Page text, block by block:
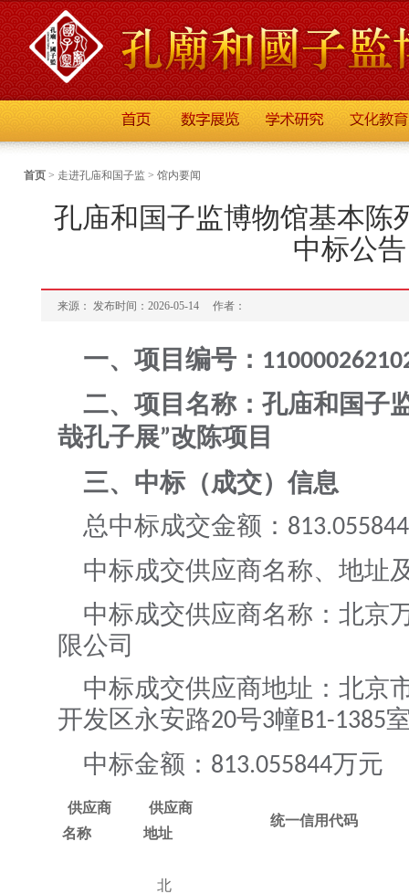
首页 > 走进孔庙和国子监 > 馆内要闻
孔庙和国子监博物馆基本陈
中标公告
来源： 发布时间：2026-05-14 作者：
一、项目编号：
二、项目名称：孔庙和国子
哉孔子展”改陈项目
三、中标（成交）信息
总中标成交金额：
中标成交供应商名称、地址
中标成交供应商名称：北京
限公司
中标成交供应商地址：北京
开发区永安路20号3幢B1-1385
中标金额： 813.055844万元
供应商
名称
供应商
地址
统一信用代码
北